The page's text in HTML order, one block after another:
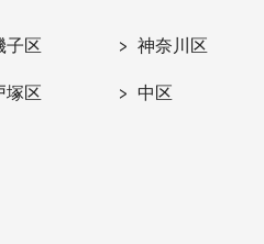
子区 神奈川区
塚区 中区